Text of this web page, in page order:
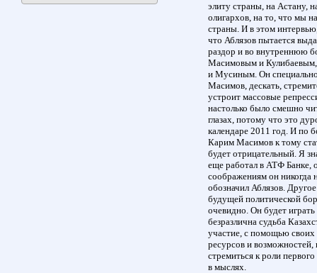
элиту страны, на Астану,
олигархов, на то, что мы
страны. И в этом
что Аблязов пытается
раздор и во внутреннюю
Масимовым и
и Мусиным. Он специально
Масимов, дескать,
устроит массовые
настолько было смешно
глазах, потому что это
календаре 2011 год. И по
Карим Масимов к тому
будет отрицательный. Я
еще работал в АТФ Банке,
соображениям он никогда
обозначил Аблязов.
будущей политической
очевидно. Он будет
безразлична судьба
участие, с помощью
ресурсов и возможностей,
стремиться к роли
в мыслях.